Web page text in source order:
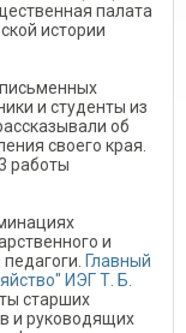
палата
истории
и студенты из
об
своего края.
работы
и
Главный
ИЭГ Т. Б.
старших
и руководящих